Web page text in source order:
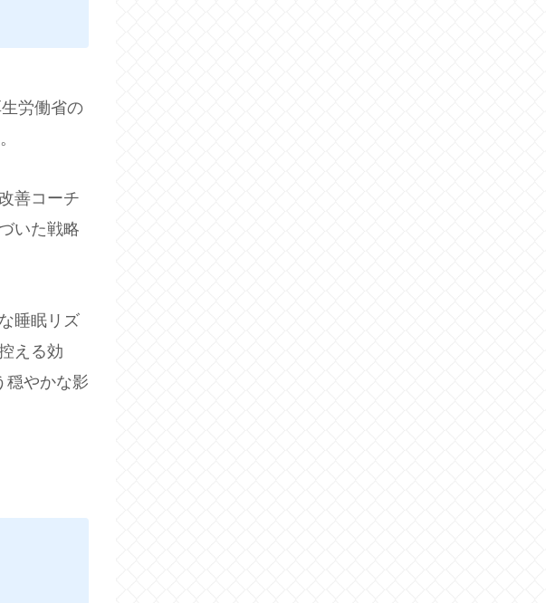
労働省の
善コーチ
いた戦略
睡眠リズ
える効
穏やかな影